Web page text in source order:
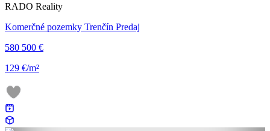
RADO Reality
Komerčné pozemky Trenčín Predaj
580 500 €
129 €/m²